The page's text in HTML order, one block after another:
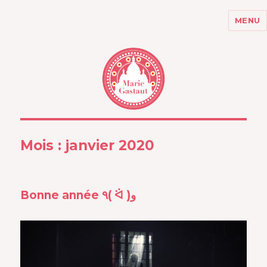
MENU
Mois : janvier 2020
Bonne année ٩( ᐛ )و